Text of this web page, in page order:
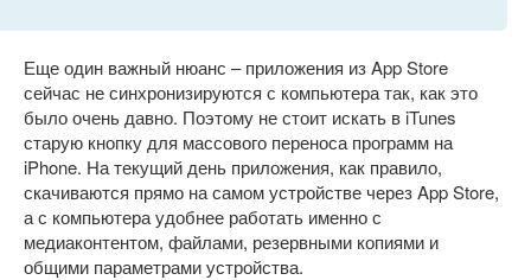
Еще один важный нюанс – приложения из App Store
сейчас не синхронизируются с компьютера так, как это
было очень давно. Поэтому не стоит искать в iTunes
старую кнопку для массового переноса программ на
iPhone. На текущий день приложения, как правило,
скачиваются прямо на самом устройстве через App Store,
а с компьютера удобнее работать именно с
медиаконтентом, файлами, резервными копиями и
общими параметрами устройства.